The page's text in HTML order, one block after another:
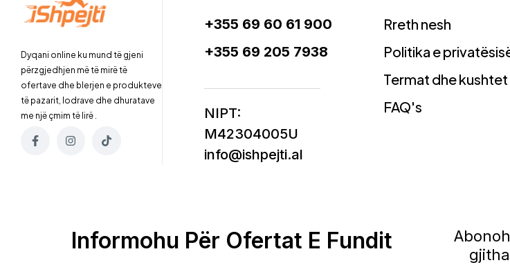
Dyqani online ku mund të gjeni
përzgjedhjen më të mirë të
ofertave dhe blerjen e produkteve
të pazarit, lodrave dhe dhuratave
me një çmim të lirë .
+355 69 60 61 900
+355 69 205 7938
NIPT:
M42304005U
info@ishpejti.al
Rreth nesh
Politika e
Termat dhe kushtet
FAQ's
Informohu Për Ofertat E Fundit